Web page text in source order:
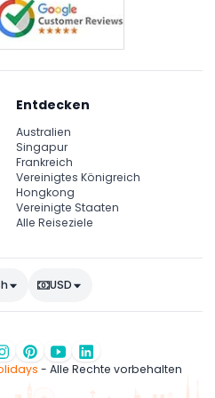
Entdecken
Australien
Singapur
Frankreich
Vereinigtes Königreich
Hongkong
Vereinigte Staaten
Alle Reiseziele
USD
- Alle Rechte vorbehalten